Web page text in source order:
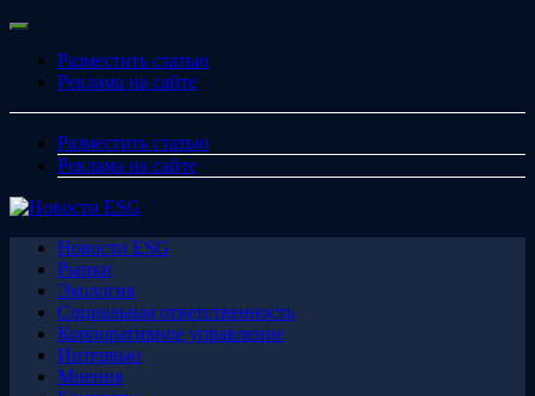
Перейти
содержимому
Меню
Разместить статью
Реклама на сайте
Разместить статью
Реклама на сайте
Новости ESG
Рынки
Экология
Социальная ответственность
Корпоративное управление
Интервью
Мнения